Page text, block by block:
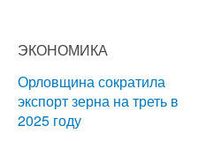
ЭКОНОМИКА
Орловщина сократила
экспорт зерна на треть в
2025 году